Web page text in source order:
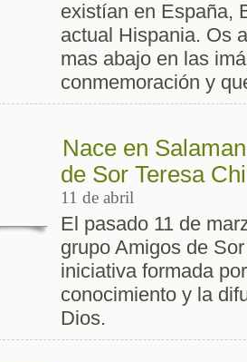
existían en España,
actual Hispania. Os
mas abajo en las
conmemoración y
Nace en
de Sor Teresa
11 de abril
El pasado 11 de
grupo Amigos de
iniciativa formada
conocimiento y la
Dios.